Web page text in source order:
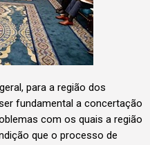
para a região dos
fundamental a concertação
com os quais a região
que o processo de